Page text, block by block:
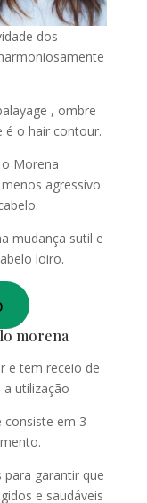
dos
, ombre
é o hair contour.
Morena
agressivo
mudança sutil e
loiro.
morena
e tem receio de
utilização
consiste em 3
garantir que
e saudáveis